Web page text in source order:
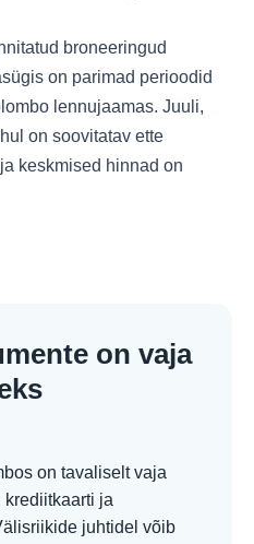
broneeringud
on parimad perioodid
lennujaamas. Juuli,
on soovitatav ette
keskmised hinnad on
on vaja
on tavaliselt vaja
krediitkaarti ja
juhtidel võib